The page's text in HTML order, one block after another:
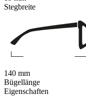
Eigenschaften
Stegbreite
140 mm
Bügellänge